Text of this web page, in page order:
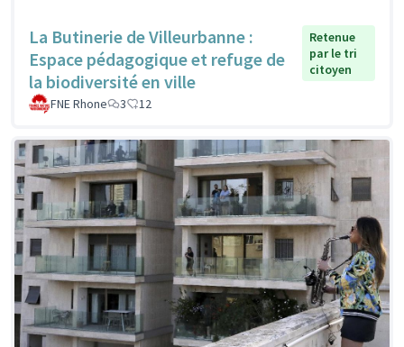
La Butinerie de Villeurbanne :
Espace pédagogique et refuge de
la biodiversité en ville
Retenue
par le tri
citoyen
FNE Rhone 3 12